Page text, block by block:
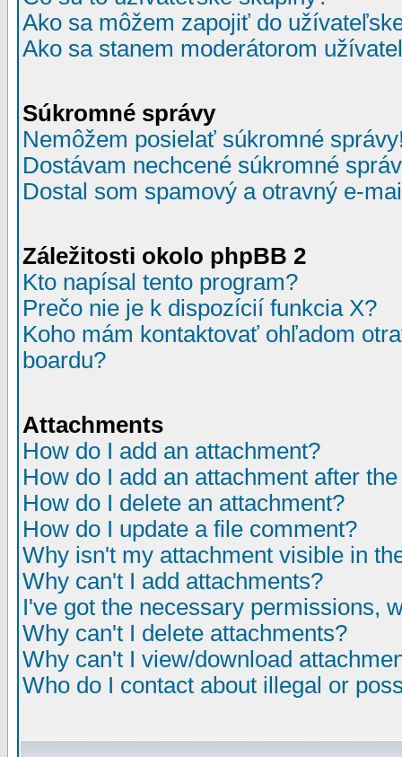
Ako sa môžem zapojiť do
Ako sa stanem moderátorom
Súkromné správy
Nemôžem posielať súkromné
Dostávam nechcené súkromné
Dostal som spamový a otravný e-
Záležitosti okolo phpBB 2
Kto napísal tento program?
Prečo nie je k dispozícií funkcia X?
Koho mám kontaktovať ohľadom
boardu?
Attachments
How do I add an attachment?
How do I add an attachment after
How do I delete an attachment?
How do I update a file comment?
Why isn't my attachment visible in
Why can't I add attachments?
I've got the necessary permissions,
Why can't I delete attachments?
Why can't I view/download
Who do I contact about illegal or